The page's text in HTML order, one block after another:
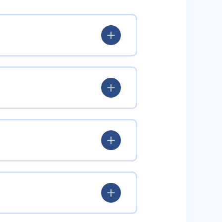
バイスを行っている。具体的に
問室も用意されており、勉強面
活かして「なぜ？」の部分はク
実に理解し、自らの力で問題が
は少人数制クラスで行う。少人
習もサポート。自主学習でわか
も用意されている。
範囲に合わせた予想問題集に取
う少人数授業や家庭学習の管
では、生徒1人に理系講師と文
や進路指導、家庭との連携を